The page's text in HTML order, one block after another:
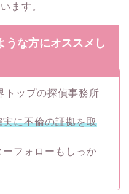
ます。
うな方にオススメし
トップの探偵事務所
実に不倫の証拠を取
フォローもしっか